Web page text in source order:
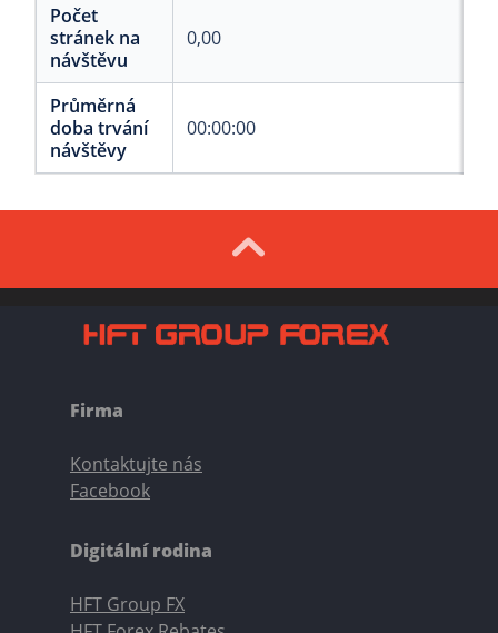
Počet
stránek na
návštěvu
0,00
Průměrná
doba trvání
návštěvy
00:00:00
Firma
Kontaktujte nás
Facebook
Digitální rodina
HFT Group FX